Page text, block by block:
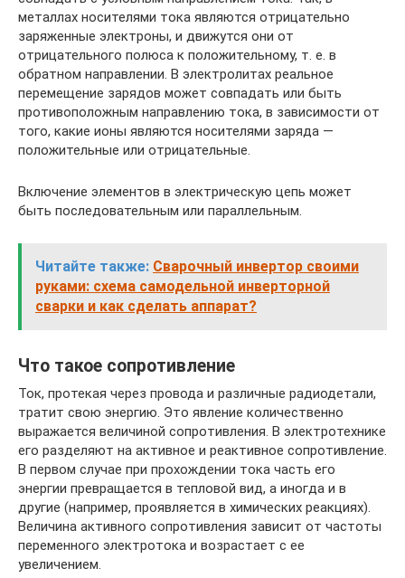
металлах носителями тока являются отрицательно
заряжен­ные электроны, и движутся они от
отрицательного полюса к положительному, т. е. в
обратном направлении. В электролитах реальное
перемещение зарядов может совпадать или быть
противоположным направлению тока, в зависимости от
того, какие ионы являются носителями заря­да —
положительные или отрицательные.
Включение элементов в электрическую цепь может
быть последовательным или параллельным.
Читайте также: Сварочный инвертор своими
руками: схема самодельной инверторной
сварки и как сделать аппарат?
Что такое сопротивление
Ток, протекая через провода и различные радиодетали,
тратит свою энергию. Это явление количественно
выражается величиной сопротивления. В электротехнике
его разделяют на активное и реактивное сопротивление.
В первом случае при прохождении тока часть его
энергии превращается в тепловой вид, а иногда и в
другие (например, проявляется в химических реакциях).
Величина активного сопротивления зависит от частоты
переменного электротока и возрастает с ее
увеличением.